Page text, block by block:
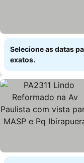
Selecione as datas
exatos.